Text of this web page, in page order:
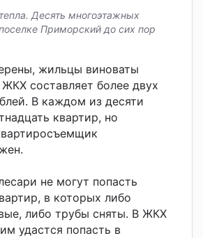
Десять многоэтажных
Приморский до сих пор
жильцы виноваты
составляет более двух
В каждом из десяти
квартир, но
не могут попасть
в которых либо
либо трубы сняты. В ЖКХ
удастся попасть в